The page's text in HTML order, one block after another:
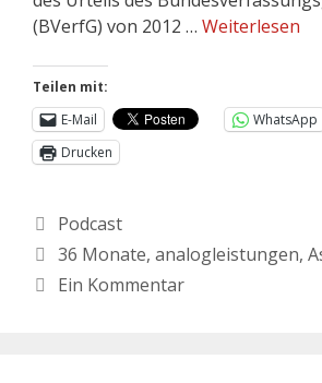
(BVerfG) von 2012 … Weiterlesen
Teilen mit:
E-Mail
WhatsApp
Drucken
Podcast
36 Monate, analogleistungen,
Ein Kommentar